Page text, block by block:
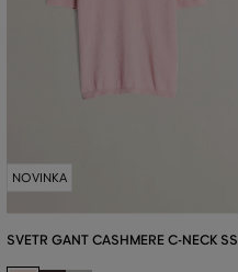
NOVINKA
SVETR GANT CASHMERE C-NECK SS